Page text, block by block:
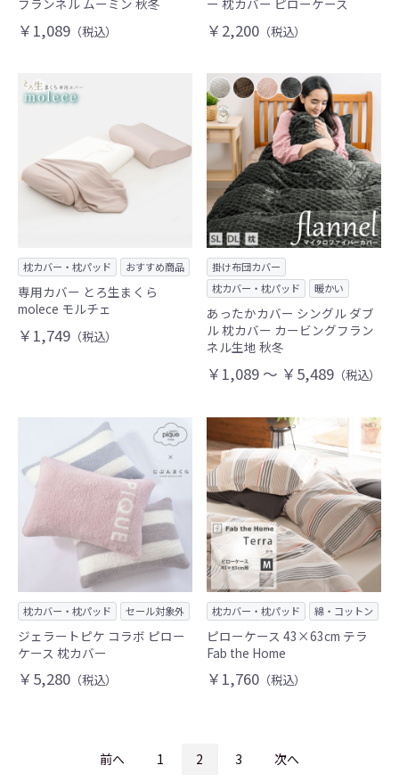
フランネル ムーミン 秋冬
￥1,089 （税込）
ー 枕カバー ピローケース
￥2,200 （税込）
枕カバー・枕パッド おすすめ商品
専用カバー とろ生まくら
molece モルチェ
￥1,749 （税込）
掛け布団カバー
枕カバー・枕パッド
暖かい
あったかカバー シングル ダブ
ル 枕カバー カービングフラン
ネル生地 秋冬
￥1,089 ～ ￥5,489 （税込）
枕カバー・枕パッド セール対象外
ジェラートピケ コラボ ピロー
ケース 枕カバー
￥5,280 （税込）
枕カバー・枕パッド 綿・コットン
ピローケース 43×63cm テラ
Fab the Home
￥1,760 （税込）
前へ 1 2 3 次へ